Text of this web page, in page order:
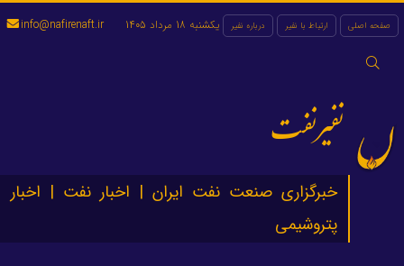
صفحه اصلی ارتباط با نفیر درباره نفیر
جستجو
یکشنبه 18 مرداد 1405 info@nafirenaft.ir
نفیرنفت
خبرگزاری صنعت نفت ایران | اخبار نفت | اخبار
پتروشیمی